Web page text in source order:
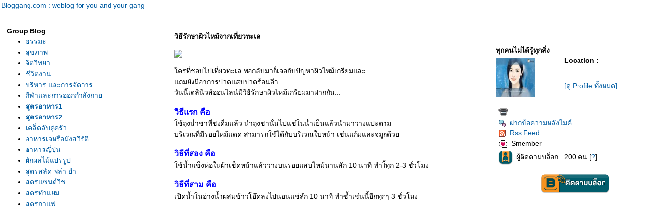
Bloggang.com : weblog for you and your gang
Group Blog
ธรรมะ
สุขภาพ
จิตวิทยา
ชีวิตงาน
บริหาร และการจัดการ
กีฬาและการออกกำลังกา
สูตรอาหาร1
สูตรอาหาร2
เคล็ดลับคู่ครัว
อาหารเจหรือมังสวิรัติ
อาหารญี่ปุ่น
ผักผลไม้แปรรูป
สูตรสลัด พล่า ยำ
สูตรแซนด์วิช
สูตรทำแยม
สูตรกาแฟ
วิธีรักษาผิวไหม้จากเที่ยวทะเล
ครที่ชอบไปเที่ยวทะเล พอกลับมาก็เจอกับปัญหาผิวไหม้เกรียมและ
ถมยังมีอาการปวดแสบปวดร้อนอีก
วันนี้เดลินิวส์ออนไลน์มีวิธีรักษาผิวไหม้เกรียมมาฝากกัน...
วิธีแรก คือ
ช้ถุงน้ำชาที่ชงดื่มแล้ว นำถุงชานั้นไปแช่ในน้ำเย็นแล้วนำมาวางแปะตาม
บริเวณที่มีรอยไหม้แดด สามารถใช้ได้กับบริเวณใบหน้า เช่นแก้มและจมูกด้ว
วิธีที่สอง คือ
ช้น้ำแข็งห่อในผ้าเช็ดหน้าแล้ววางบนรอยแสบไหม้นานสัก 10 นาที ทำใ้ทุก 2-3 ชั่วโมง
วิธีที่สาม คือ
เปิดน้ำในอ่างน้ำผสมข้าวโอ๊ดลงไปนอนแช่สัก 10 นาที ทำซ้ำเช่นนี้อีกทุกๆ 3 ชั่วโมง
ทุกคนไม่ได้รู้ทุกสิ่ง
Location :
[ดู Profile ทั้งหมด]
ฝากข้อความหลังไมค์
Rss Feed
Smember
ผู้ติดตามบล็อก : 200 คน [?]